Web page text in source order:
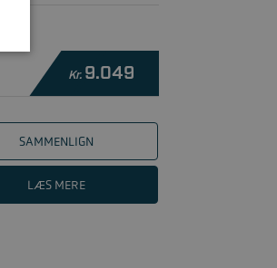
Kr. 9.049
SAMMENLIGN
LÆS MERE